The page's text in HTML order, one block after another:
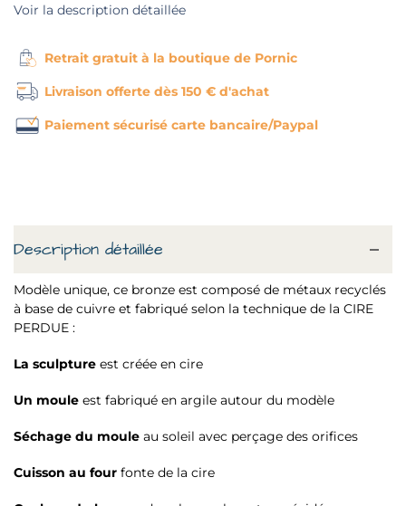
Voir la description détaillée
Retrait gratuit à la boutique de Pornic
Livraison offerte dès 150 € d'achat
Paiement sécurisé carte bancaire/Paypal
Description détaillée
Modèle unique, ce bronze est composé de métaux recyclés
à base de cuivre et fabriqué selon la technique de la CIRE
PERDUE :
La sculpture est créée en cire
Un moule est fabriqué en argile autour du modèle
Séchage du moule au soleil avec perçage des orifices
Cuisson au four fonte de la cire